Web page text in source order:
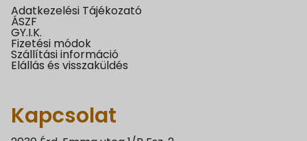
Adatkezelési Tájékozató
ÁSZF
GY.I.K.
Fizetési módok
Szállítási információ
Elállás és visszaküldés
Kapcsolat